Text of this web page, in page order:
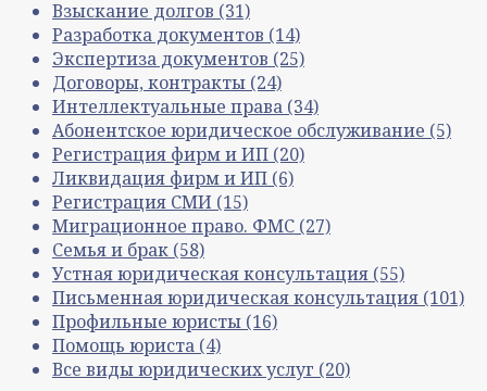
Взыскание долгов (31)
Разработка документов (14)
Экспертиза документов (25)
Договоры, контракты (24)
Интеллектуальные права (34)
Абонентское юридическое обслуживание (5)
Регистрация фирм и ИП (20)
Ликвидация фирм и ИП (6)
Регистрация СМИ (15)
Миграционное право. ФМС (27)
Семья и брак (58)
Устная юридическая консультация (55)
Письменная юридическая консультация (101)
Профильные юристы (16)
Помощь юриста (4)
Все виды юридических услуг (20)